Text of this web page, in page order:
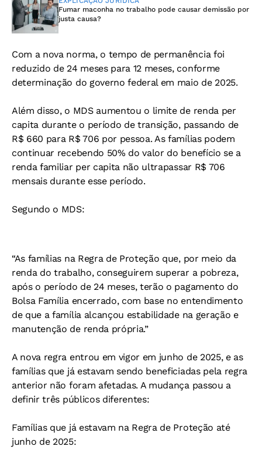
Fumar maconha no trabalho pode causar demissão por
justa causa?
Com a nova norma, o tempo de permanência foi
reduzido de 24 meses para 12 meses, conforme
determinação do governo federal em maio de 2025.
Além disso, o MDS aumentou o limite de renda per
capita durante o período de transição, passando de
R$ 660 para R$ 706 por pessoa. As famílias podem
continuar recebendo 50% do valor do benefício se a
renda familiar per capita não ultrapassar R$ 706
mensais durante esse período.
Segundo o MDS:
“As famílias na Regra de Proteção que, por meio da
renda do trabalho, conseguirem superar a pobreza,
após o período de 24 meses, terão o pagamento do
Bolsa Família encerrado, com base no entendimento
de que a família alcançou estabilidade na geração e
manutenção de renda própria.”
A nova regra entrou em vigor em junho de 2025, e as
famílias que já estavam sendo beneficiadas pela regra
anterior não foram afetadas. A mudança passou a
definir três públicos diferentes:
Famílias que já estavam na Regra de Proteção até
junho de 2025: